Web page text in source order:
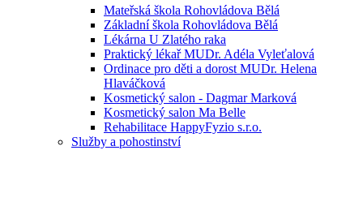
Mateřská škola Rohovládova Bělá
Základní škola Rohovládova Bělá
Lékárna U Zlatého raka
Praktický lékař MUDr. Adéla Vyleťalová
Ordinace pro děti a dorost MUDr. Helena
Hlaváčková
Kosmetický salon - Dagmar Marková
Kosmetický salon Ma Belle
Rehabilitace HappyFyzio s.r.o.
Služby a pohostinství